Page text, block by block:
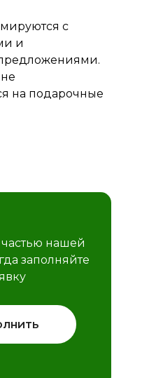
с
и
на подарочные
частью нашей
заполняйте